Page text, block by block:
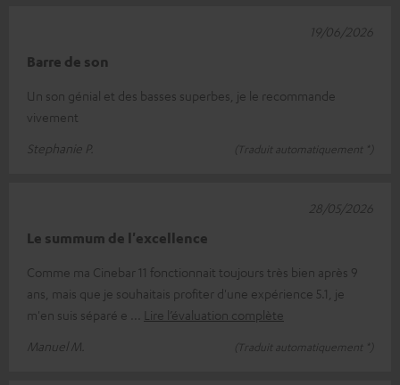
Barre de son
Un son génial et des basses superbes, je le recommande
vivement
Stephanie P.
(Traduit automatiquement *)
19/06/2026
Le summum de l'excellence
Comme ma Cinebar 11 fonctionnait toujours très bien après 9
ans, mais que je souhaitais profiter d'une expérience 5.1, je
m'en suis séparé e
Lire l’évaluation complète
Manuel M.
(Traduit automatiquement *)
28/05/2026